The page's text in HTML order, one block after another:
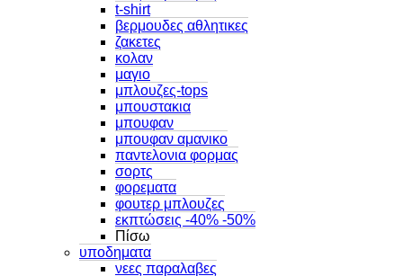
t-shirt
βερμουδες αθλητικες
ζακετες
κολαν
μαγιο
μπλουζες-tops
μπουστακια
μπουφαν
μπουφαν αμανικο
παντελονια φορμας
σορτς
φορεματα
φουτερ μπλουζες
εκπτώσεις -40% -50%
Πίσω
υποδηματα
νεες παραλαβες